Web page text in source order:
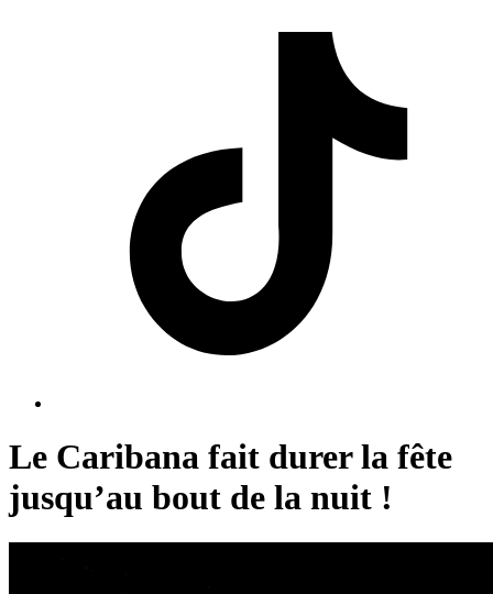
Le Caribana fait durer la fête
jusqu’au bout de la nuit !